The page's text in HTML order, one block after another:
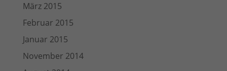
März 2015
Februar 2015
Januar 2015
November 2014